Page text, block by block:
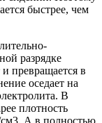
быстрее, чем
разрядке
превращается в
оседает на
В
плотность
см3. А в полностью